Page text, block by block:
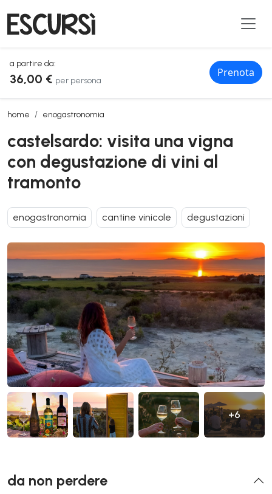
a partire da:
36,00 € per persona
Prenota
home enogastronomia
castelsardo: visita una vigna con degustazione di vini al tramonto
castelsardo: visita una vigna
con degustazione di vini al
tramonto
enogastronomia cantine vinicole degustazioni
+6
da non perdere